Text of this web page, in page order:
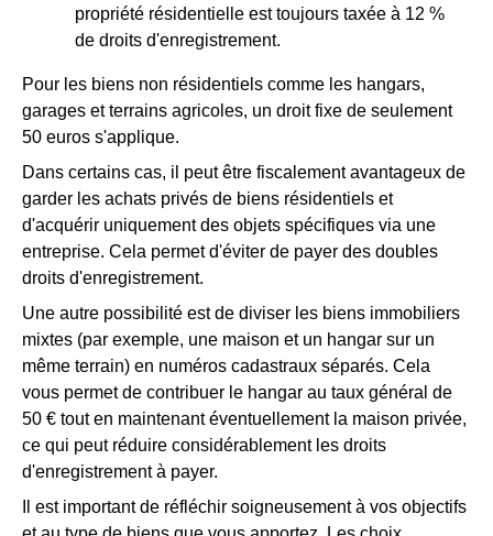
propriété résidentielle est toujours taxée à 12 %
de droits d'enregistrement.
Pour les biens non résidentiels comme les hangars,
garages et terrains agricoles, un droit fixe de seulement
50 euros s'applique.
Dans certains cas, il peut être fiscalement avantageux de
garder les achats privés de biens résidentiels et
d'acquérir uniquement des objets spécifiques via une
entreprise. Cela permet d'éviter de payer des doubles
droits d'enregistrement.
Une autre possibilité est de diviser les biens immobiliers
mixtes (par exemple, une maison et un hangar sur un
même terrain) en numéros cadastraux séparés. Cela
vous permet de contribuer le hangar au taux général de
50 € tout en maintenant éventuellement la maison privée,
ce qui peut réduire considérablement les droits
d'enregistrement à payer.
Il est important de réfléchir soigneusement à vos objectifs